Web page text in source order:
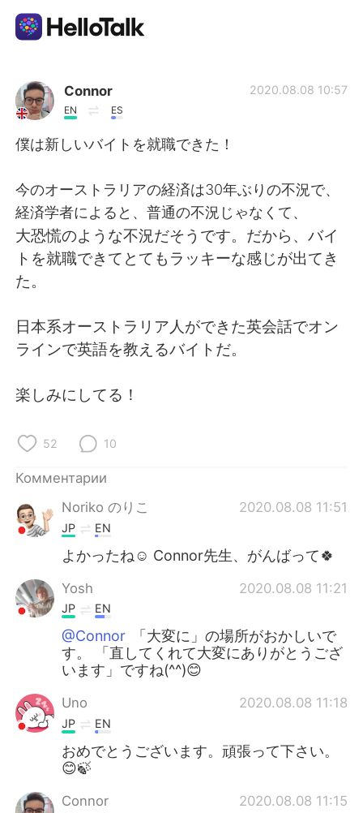
Приложение для Языкового Обмена
AI Grammar Checker
English 简体中文
العربية Français
Indonesia
Português
Connor
EN ES
2020.08.08 10:57
僕は新しいバイトを就職できた！
今のオーストラリアの経済は30年ぶりの不況で、
経済学者によると、普通の不況じゃなくて、
大恐慌のような不況だそうです。だから、バイ
トを就職できてとてもラッキーな感じが出てき
た。
日本系オーストラリア人ができた英会話でオン
ラインで英語を教えるバイトだ。
楽しみにしてる！
52 10
Комментарии
Noriko のりこ
2020.08.08 11:51
JP EN
よかったね☺️ Connor先生、がんばって🍀
Yosh 2020.08.08 11:21
JP EN
@Connor
「大変に」の場所がおかしいで
す。 「直してくれて大変にありがとうござ
います」ですね(^^)😊
Uno 2020.08.08 11:18
JP EN
おめでとうございます。頑張って下さい。
😊🍃
Connor 2020.08.08 11:15